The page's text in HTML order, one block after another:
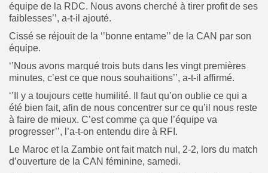
équipe de la RDC. Nous avons cherché à tirer profit de ses
faiblesses’’, a-t-il ajouté.
Cissé se réjouit de la ‘’bonne entame’’ de la CAN par son
équipe.
‘’Nous avons marqué trois buts dans les vingt premières
minutes, c’est ce que nous souhaitions’’, a-t-il affirmé.
‘’Il y a toujours cette humilité. Il faut qu’on oublie ce qui a
été bien fait, afin de nous concentrer sur ce qu’il nous reste
à faire de mieux. C’est comme ça que l’équipe va
progresser’’, l’a-t-on entendu dire à RFI.
Le Maroc et la Zambie ont fait match nul, 2-2, lors du match
d’ouverture de la CAN féminine, samedi.